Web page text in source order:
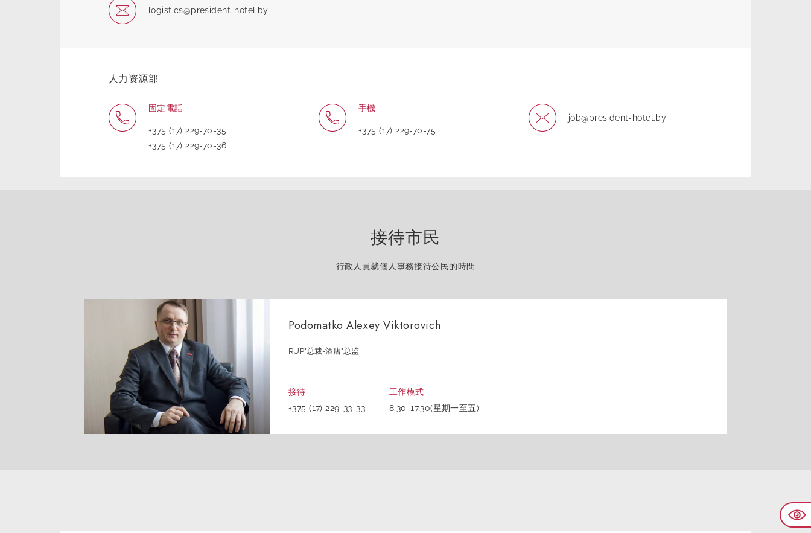
logistics@president-hotel.by
人力资源部
固定電話
+375 (17) 229-70-35
+375 (17) 229-70-36
手機
+375 (17) 229-70-75
job@president-hotel.by
接待市民
行政人員就個人事務接待公民的時間
Podomatko Alexey Viktorovich
RUP"总裁-酒店"总监
接待
+375 (17) 229-33-33
工作模式
8.30-17.30(星期一至五)